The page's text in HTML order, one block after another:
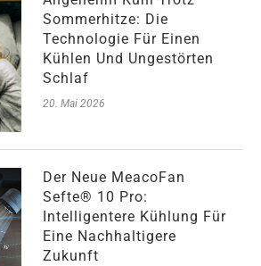
Sommerhitze: Die
Technologie Für Einen
Kühlen Und Ungestörten
Schlaf
20. Mai 2026
Der Neue MeacoFan
Sefte® 10 Pro:
Intelligentere Kühlung Für
Eine Nachhaltigere
Zukunft